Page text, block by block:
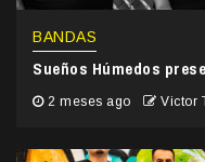
BANDAS
Sueños Húmedos
2 meses ago Victor